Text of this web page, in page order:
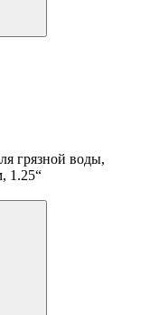
грязной воды,
1.25“